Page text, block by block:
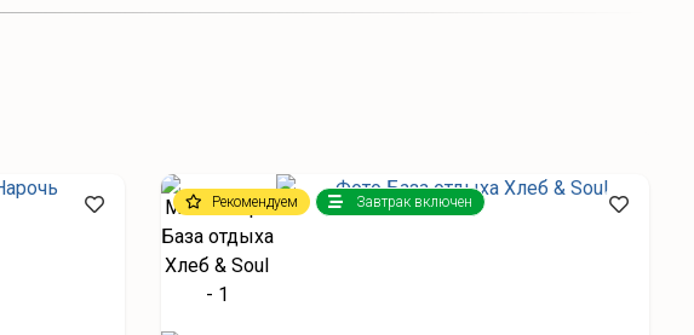
Рекомендуем Завтрак включен